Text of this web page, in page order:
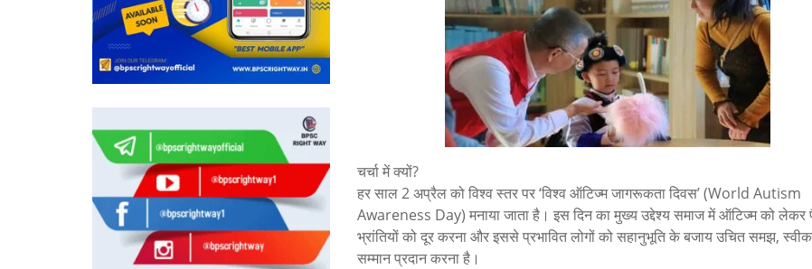
चर्चा में क्यों?
हर साल 2 अप्रैल को विश्व स्तर पर ‘विश्व ऑटिज्म जागरूकता दिवस’ (World Autism
Awareness Day) मनाया जाता है। इस दिन का मुख्य उद्देश्य समाज में ऑटिज्म को लेकर
भ्रांतियों को दूर करना और इससे प्रभावित लोगों को सहानुभूति के बजाय उचित समझ,
सम्मान प्रदान करना है।